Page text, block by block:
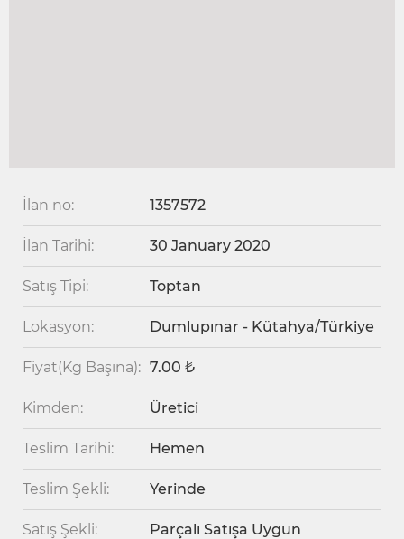
İlan no: 1357572
İlan Tarihi: 30 January 2020
Satış Tipi: Toptan
Lokasyon: Dumlupınar - Kütahya/Türkiye
Fiyat(Kg Başına): 7.00 ₺
Kimden: Üretici
Teslim Tarihi: Hemen
Teslim Şekli: Yerinde
Satış Şekli: Parçalı Satışa Uygun